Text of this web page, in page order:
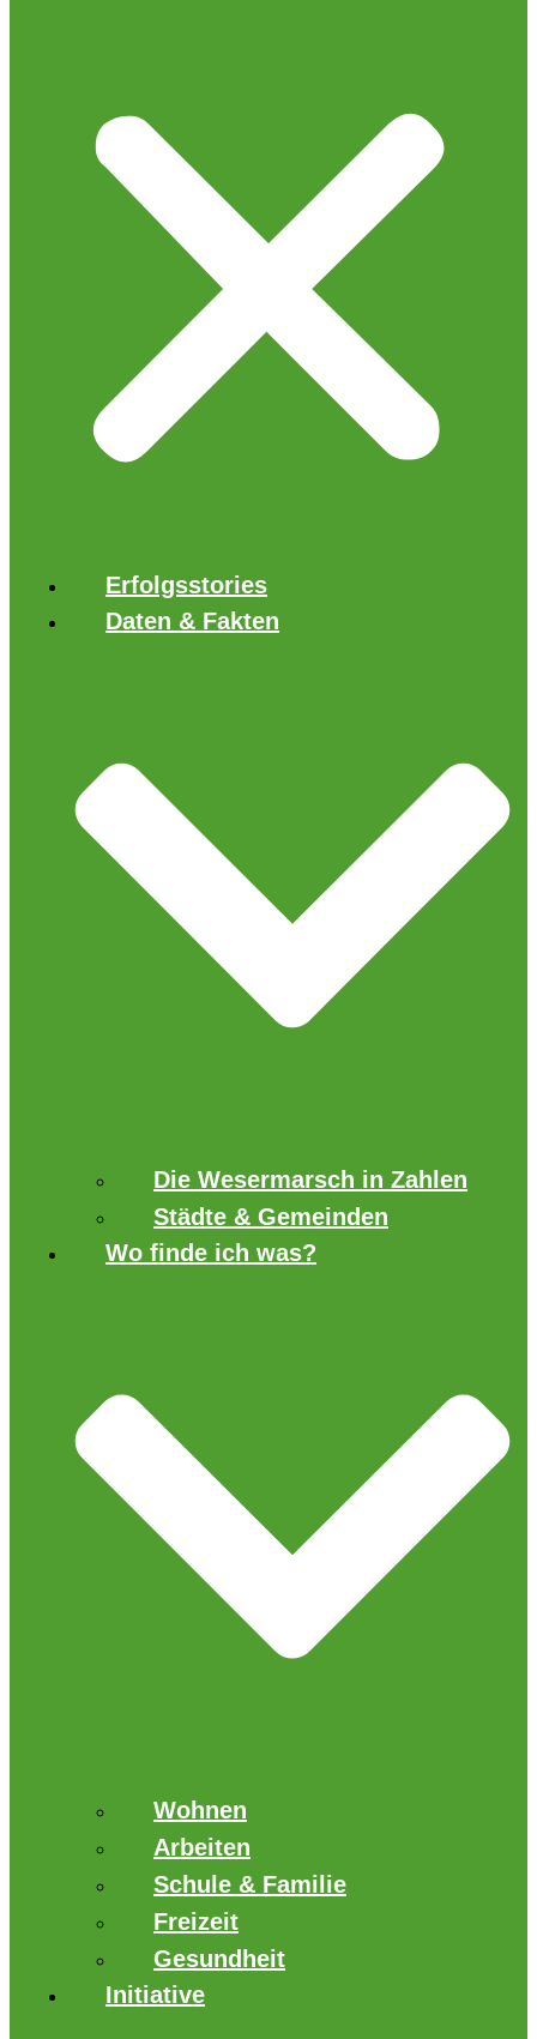
Erfolgsstories
Daten & Fakten
Die Wesermarsch in Zahlen
Städte & Gemeinden
Wo finde ich was?
Wohnen
Arbeiten
Schule & Familie
Freizeit
Gesundheit
Initiative